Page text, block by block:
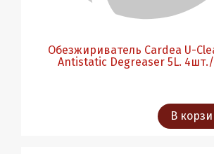
Обезжириватель Cardea U-
Antistatic
В